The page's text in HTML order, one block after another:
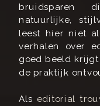
bruidsparen
natuurlijke,
leest hier niet
verhalen over
goed beeld
de praktijk
Als editorial